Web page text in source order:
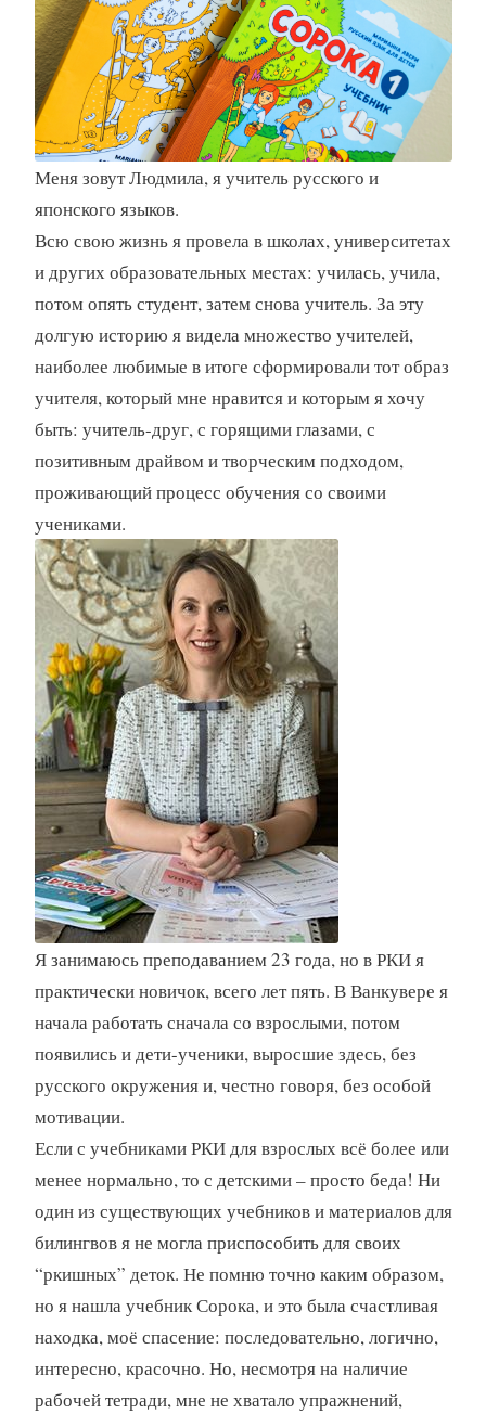
Меня зовут Людмила, я учитель русского и
японского языков.
Всю свою жизнь я провела в школах, университетах
и других образовательных местах: училась, учила,
потом опять студент, затем снова учитель. За эту
долгую историю я видела множество учителей,
наиболее любимые в итоге сформировали тот образ
учителя, который мне нравится и которым я хочу
быть: учитель-друг, с горящими глазами, с
позитивным драйвом и творческим подходом,
проживающий процесс обучения со своими
учениками.
Я занимаюсь преподаванием 23 года, но в РКИ я
практически новичок, всего лет пять. В Ванкувере я
начала работать сначала со взрослыми, потом
появились и дети-ученики, выросшие здесь, без
русского окружения и, честно говоря, без особой
мотивации.
Если с учебниками РКИ для взрослых всё более или
менее нормально, то с детскими – просто беда! Ни
один из существующих учебников и материалов для
билингвов я не могла приспособить для своих
“ркишных” деток. Не помню точно каким образом,
но я нашла учебник Сорока, и это была счастливая
находка, моё спасение: последовательно, логично,
интересно, красочно. Но, несмотря на наличие
рабочей тетради, мне не хватало упражнений,